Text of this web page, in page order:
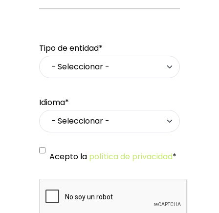
Tipo de entidad*
Idioma*
Acepto la política de privacidad*